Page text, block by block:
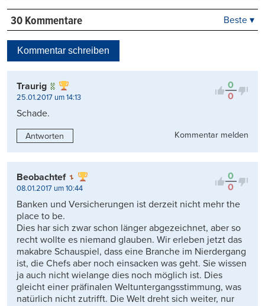
30 Kommentare
Kontrovers
Beste ▾
Kommentar schreiben
0
0
Traurig
25.01.2017 um 14:13
Schade.
Antworten Kommentar melden
0
0
Beobachtef
08.01.2017 um 10:44
Banken und Versicherungen ist derzeit nicht mehr the
place to be.
Dies har sich zwar schon länger abgezeichnet, aber so
recht wollte es niemand glauben. Wir erleben jetzt das
makabre Schauspiel, dass eine Branche im Nierdergang
ist, die Chefs aber noch einsacken was geht. Sie wissen
ja auch nicht wielange dies noch möglich ist. Dies
gleicht einer präfinalen Weltuntergangsstimmung, was
natürlich nicht zutrifft. Die Welt dreht sich weiter, nur